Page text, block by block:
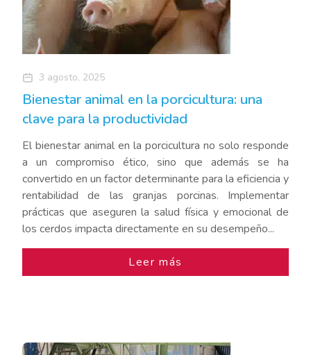
3 agosto, 2025
Bienestar animal en la porcicultura: una
clave para la productividad
El bienestar animal en la porcicultura no solo responde
a un compromiso ético, sino que además se ha
convertido en un factor determinante para la eficiencia y
rentabilidad de las granjas porcinas. Implementar
prácticas que aseguren la salud física y emocional de
los cerdos impacta directamente en su desempeño...
Leer más